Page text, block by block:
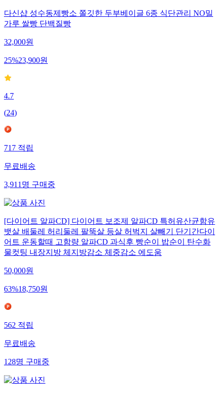
다신샵 성수동제빵소 쫄깃한 두부베이글 6종 식단관리 NO밀
가루 쌀빵 단백질빵
32,000원
25%23,900원
4.7
(24)
717적립
무료배송
3,911명구매중
[다이어트 알파CD] 다이어트 보조제 알파CD 특허유산균함유
뱃살 배둘레 허리둘레 팔뚝살 등살 허벅지 살빼기 단기간다이
어트 운동할때 고함량 알파CD 과식후 빵순이 밥순이 탄수화
물컷팅 내장지방 체지방감소 체중감소 에도움
50,000원
63%18,750원
562적립
무료배송
128명구매중